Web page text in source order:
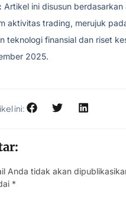
Artikel ini disusun berdasarkan
aktivitas trading, merujuk
teknologi finansial dan riset
2025.
ini:
Anda tidak akan
*